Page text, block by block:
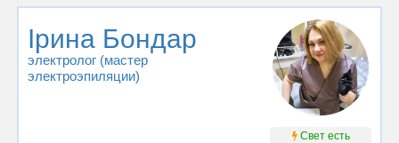
Ірина Бондар
электролог (мастер
электроэпиляции)
Свет есть